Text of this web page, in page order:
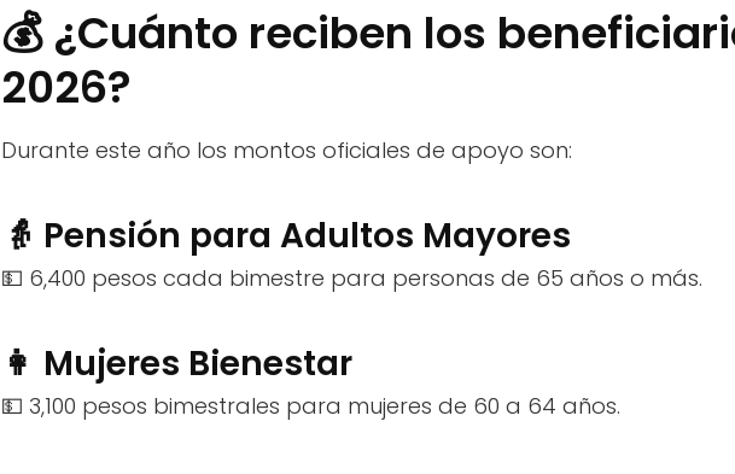
💰 ¿Cuánto reciben los
2026?
Durante este año los montos oficiales de apoyo son:
👵 Pensión para Adultos Mayores
💵 6,400 pesos cada bimestre para personas de 65 años o más.
👩 Mujeres Bienestar
💵 3,100 pesos bimestrales para mujeres de 60 a 64 años.